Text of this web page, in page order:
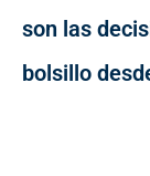
son las
bolsillo